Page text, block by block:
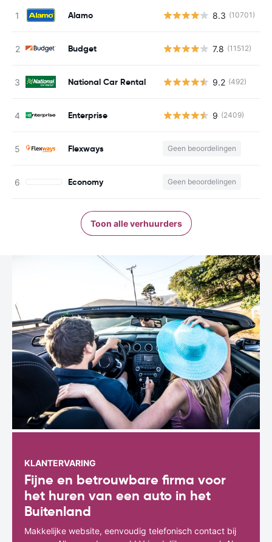
Alamo 8.3 (10701)
Budget 7.8 (11512)
National Car Rental 9.2 (492)
Enterprise 9 (2409)
Flexways Geen beoordelingen
Economy Geen beoordelingen
Toon alle verhuurders
KLANTERVARING
Fijne en betrouwbare firma voor
het huren van een auto in het
Buitenland
Makkelijke website, eenvoudig telefonisch contact bij